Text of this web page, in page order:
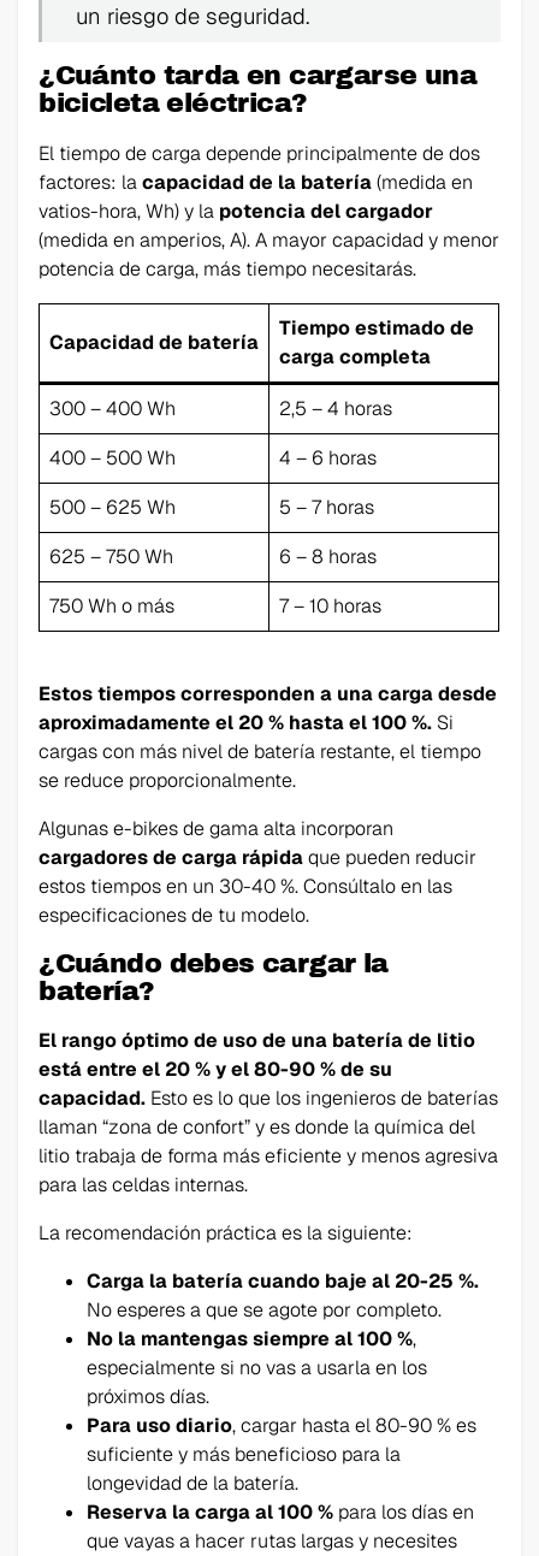
un riesgo de seguridad.
¿Cuánto tarda en cargarse una
bicicleta eléctrica?
El tiempo de carga depende principalmente de dos
factores: lacapacidad de la batería(medida en
vatios-hora, Wh) y la potencia del cargador
(medida en amperios, A). A mayor capacidad y menor
potencia de carga, más tiempo necesitarás.
Capacidad de batería
Tiempo estimado de
carga completa
300 – 400 Wh
2,5 – 4 horas
400 – 500 Wh
4 – 6 horas
500 – 625 Wh
5 – 7 horas
625 – 750 Wh
6 – 8 horas
750 Wh o más
7 – 10 horas
Estos tiempos corresponden a una carga desde
aproximadamente el 20 % hasta el 100 %. Si
cargas con más nivel de batería restante, el tiempo
se reduce proporcionalmente.
Algunas e-bikes de gama alta incorporan
cargadores de carga rápidaque pueden reducir
estos tiempos en un 30-40 %. Consúltalo en las
especificaciones de tu modelo.
¿Cuándo debes cargar la
batería?
El rango óptimo de uso de una batería de litio
está entre el 20 % y el 80-90 % de su
capacidad. Esto es lo que los ingenieros de baterías
llaman “zona de confort” y es donde la química del
litio trabaja de forma más eficiente y menos agresiva
para las celdas internas.
La recomendación práctica es la siguiente:
Carga la batería cuando baje al 20-25 %.
No esperes a que se agote por completo.
No la mantengas siempre al 100 %,
especialmente si no vas a usarla en los
próximos días.
Para uso diario, cargar hasta el 80-90 % es
suficiente y más beneficioso para la
longevidad de la batería.
Reserva la carga al 100 % para los días en
que vayas a hacer rutas largas y necesites